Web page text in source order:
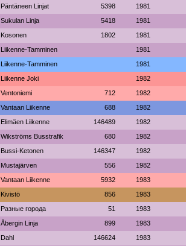
Päntäneen Linjat 5398 1981
Sukulan Linja 5418 1981
Kosonen 1802 1981
Liikenne-Tamminen 1981
Liikenne-Tamminen 1981
Liikenne Joki 1982
Ventoniemi 712 1982
Vantaan Liikenne 688 1982
Elimäen Liikenne 146489 1982
Wikströms Busstrafik 680 1982
Bussi-Ketonen 146347 1982
Mustajärven 556 1982
Vantaan Liikenne 5932 1983
Kivistö 856 1983
Разные города 51 1983
Åbergin Linja 899 1983
Dahl 146624 1983